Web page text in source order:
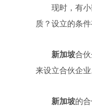
现时，有
质？设立的条
新加坡合
来设立合伙企
新加坡的